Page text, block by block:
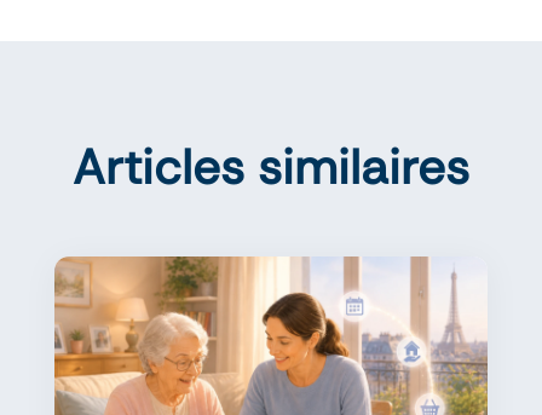
Articles similaires